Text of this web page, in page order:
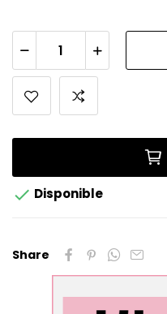
 Disponible
Share